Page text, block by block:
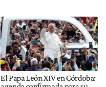
El Papa León XIV en Córdoba: